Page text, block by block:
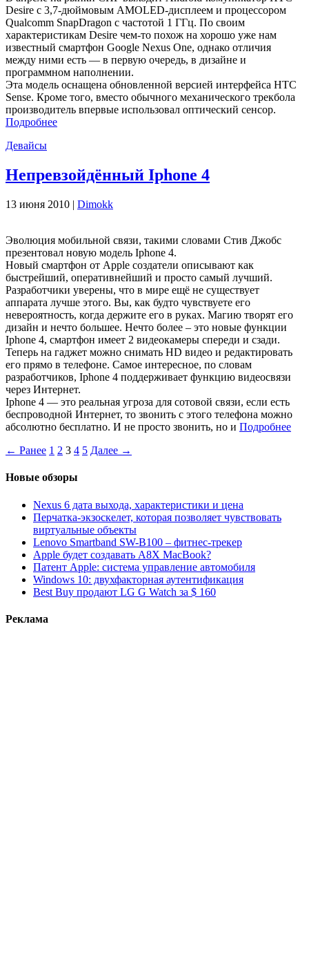
Desire с 3,7-дюймовым AMOLED-дисплеем и процессором
Qualcomm SnapDragon с частотой 1 ГГц. По своим
характеристикам Desire чем-то похож на хорошо уже нам
известный смартфон Google Nexus One, однако отличия
между ними есть — в первую очередь, в дизайне и
программном наполнении.
Эта модель оснащена обновленной версией интерфейса НТС
Sense. Кроме того, вместо обычного механического трекбола
производитель впервые использовал оптический сенсор.
Подробнее
Девайсы
Непревзойдённый Iphone 4
13 июня 2010 | Dimokk
Эволюция мобильной связи, такими словами Стив Джобс
презентовал новую модель Iphone 4.
Новый смартфон от Apple создатели описывают как
быстрейший, оперативнейший и просто самый лучший.
Разработчики уверены, что в мире ещё не существует
аппарата лучше этого. Вы, как будто чувствуете его
невероятность, когда держите его в руках. Магию творят его
дизайн и нечто большее. Нечто более – это новые функции
Iphone 4, смартфон имеет 2 видеокамеры спереди и сзади.
Теперь на гаджет можно снимать HD видео и редактировать
его прямо в телефоне. Самое интересное, по словам
разработчиков, Iphone 4 поддерживает функцию видеосвязи
через Интернет.
Iphone 4 — это реальная угроза для сотовой связи, если есть
беспроводной Интернет, то звонить с этого телефона можно
абсолютно бесплатно. И не просто звонить, но и Подробнее
← Ранее 1 2 3 4 5 Далее →
Новые обзоры
Nexus 6 дата выхода, характеристики и цена
Перчатка-экзоскелет, которая позволяет чувствовать
виртуальные объекты
Lenovo Smartband SW-B100 – фитнес-трекер
Apple будет создавать A8X MacBook?
Патент Apple: система управление автомобиля
Windows 10: двухфакторная аутентификация
Best Buy продают LG G Watch за $ 160
Реклама